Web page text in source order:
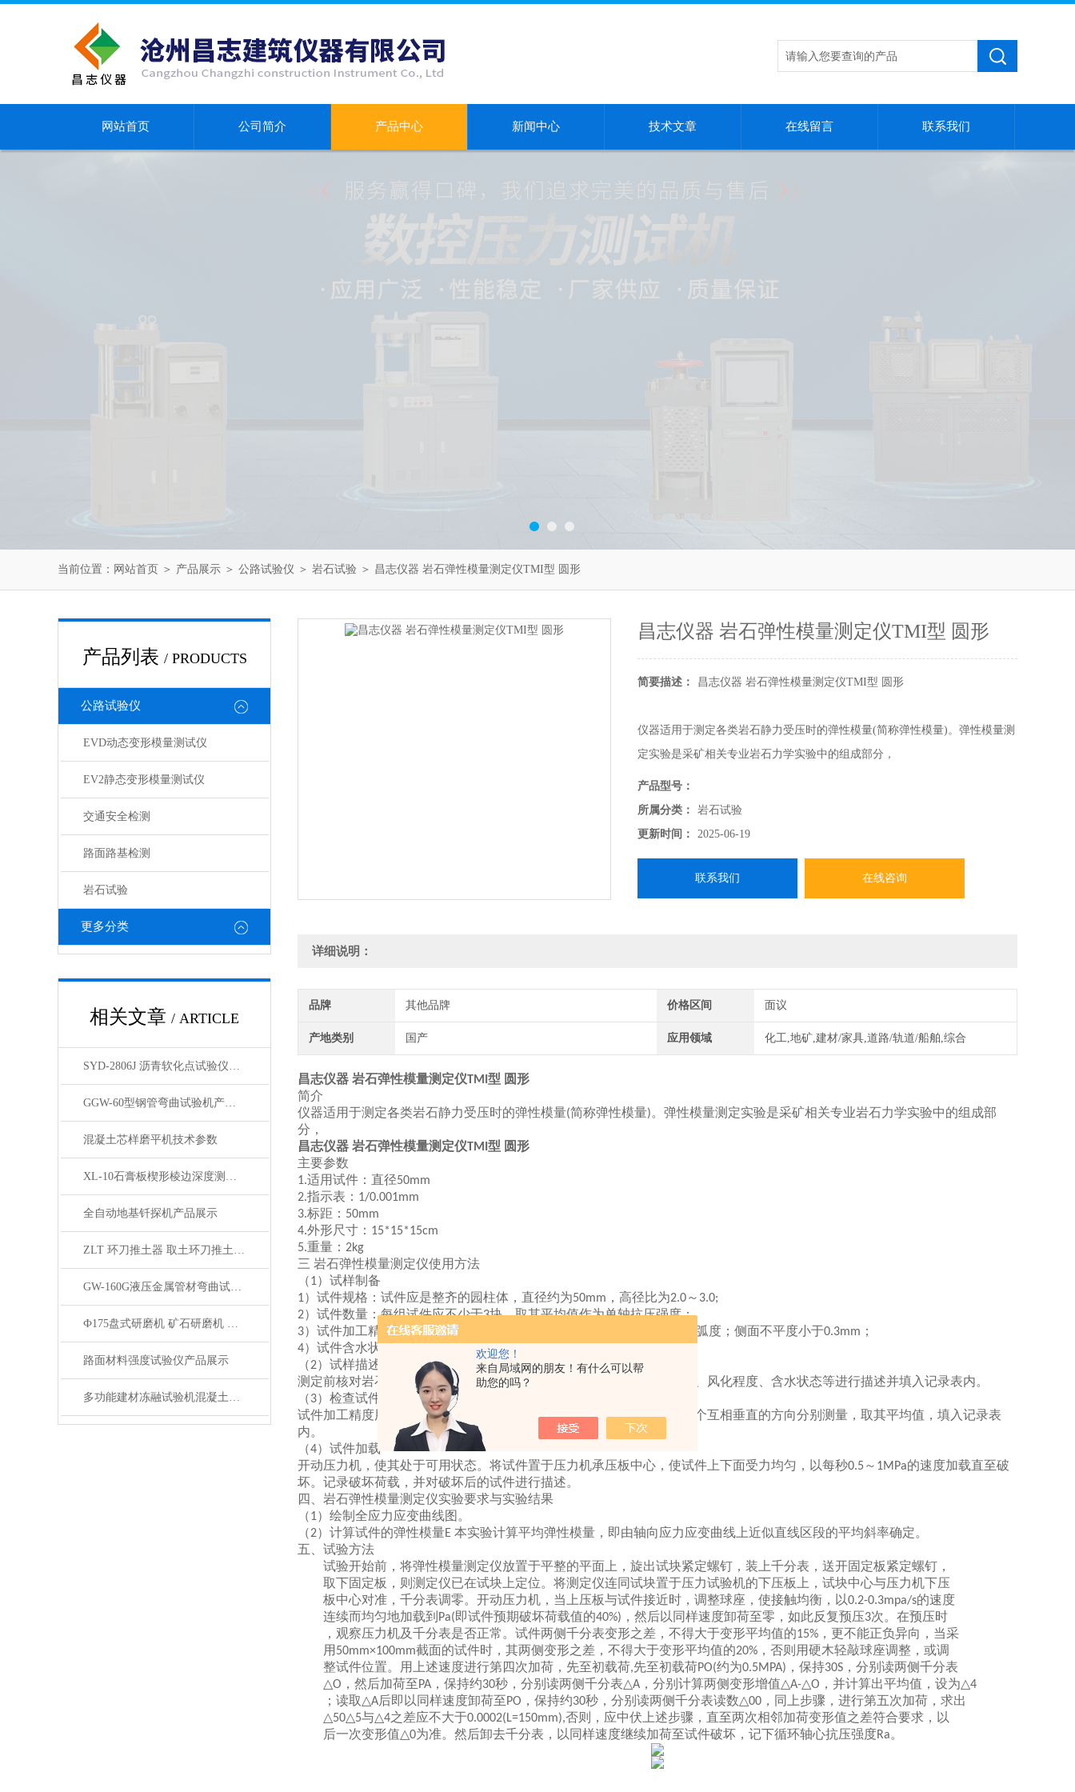
欢迎您！
来自局域网的朋友！有什么可以帮
助您的吗？
网站首页 公司简介 产品中心 新闻中心 技术文章 在线留言 联系我们
当前位置： 网站首页 ＞ 产品展示 ＞ 公路试验仪 ＞ 岩石试验 ＞ 昌志仪器 岩石弹性模量测定仪TMI型 圆形
产品列表 / PRODUCTS
公路试验仪
EVD动态变形模量测试仪
EV2静态变形模量测试仪
交通安全检测
路面路基检测
岩石试验
更多分类
相关文章 / ARTICLE
SYD-2806J 沥青软化点试验仪电脑四路液晶打印展示
GGW-60型钢管弯曲试验机产品展示
混凝土芯样磨平机技术参数
XL-10石膏板楔形棱边深度测定仪产品展示
全自动地基钎探机产品展示
ZLT 环刀推土器 取土环刀推土器产品展示
GW-160G液压金属管材弯曲试验机展示
Ф175盘式研磨机 矿石研磨机 水泥熟料研磨机产品展示
路面材料强度试验仪产品展示
多功能建材冻融试验机混凝土慢速冻融试验机产品简介
昌志仪器 岩石弹性模量测定仪TMI型 圆形
简要描述： 昌志仪器 岩石弹性模量测定仪TMI型 圆形
仪器适用于测定各类岩石静力受压时的弹性模量(简称弹性模量)。弹性模量测
定实验是采矿相关专业岩石力学实验中的组成部分，
产品型号：
所属分类：
岩石试验
更新时间：
2025-06-19
联系我们 在线咨询
详细说明：
品牌 其他品牌 价格区间 面议
产地类别 国产 应用领域 化工,地矿,建材/家具,道路/轨道/船舶,综合
昌志仪器 岩石弹性模量测定仪TMI型 圆形
简介
仪器适用于测定各类岩石静力受压时的弹性模量(简称弹性模量)。弹性模量测定实验是采矿相关专业岩石力学实验中的组成部
分，
昌志仪器 岩石弹性模量测定仪TMI型 圆形
主要参数
1.适用试件：直径50mm
2.指示表： 1/0.001mm
3.标距： 50mm
4.外形尺寸： 15*15*15cm
5.重量： 2kg
三 岩石弹性模量测定仪使用方法
（1）试样制备
1）试件规格：试件应是整齐的园柱体，直径约为50mm ，高径比为2.0～ 3.0;
2）试件数量：每组试件应不少于3块，取其平均值作为单轴抗压强度；
3）试件加工精度：试件端面磨平度小于 弧度；侧面不平度小于0.3mm ；
4）试件含水状态：试件保存期不超过 30 天，应尽可能保持天然含水量。
（2）试样描述
测定前核对岩石名称及其编号。对试件颜色、颗粒、层理、节理、裂隙、风化程度、含水状态等进行描述并填入记录表内。
（3）检查试件加工精度，量测试件尺寸
试件加工精度用专门的水平检测台检查。试件直径应在其高度的中部两个互相垂直的方向分别测量，取其平均值，填入记录表
内。
（4）试件加载
开动压力机，使其处于可用状态。将试件置于压力机承压板中心，使试件上下面受力均匀，以每秒0.5 ～ 1MPa的速度加载直至破
坏。记录破坏荷载，并对破坏后的试件进行描述。
四、岩石弹性模量测定仪实验要求与实验结果
（1）绘制全应力应变曲线图。
（2）计算试件的弹性模量E 本实验计算平均弹性模量，即由轴向应力应变曲线上近似直线区段的平均斜率确定。
五、 试验方法
试验开始前，将弹性模量测定仪放置于平整的平面上，旋出试块紧定螺钉，装上千分表，送开固定板紧定螺钉，
取下固定板，则测定仪已在试块上定位。将测定仪连同试块置于压力试验机的下压板上，试块中心与压力机下压
板中心对准，千分表调零。开动压力机，当上压板与试件接近时，调整球座，使接触均衡，以0.2-0.3mpa/s的速度
连续而均匀地加载到 Pa(即试件预期破坏荷载值的40%) ，然后以同样速度卸荷至零，如此反复预压3次。在预压时
，观察压力机及千分表是否正常。试件两侧千分表变形之差，不得大于变形平均值的15% ，更不能正负异向，当采
用 50mm×100mm截面的试件时，其两侧变形之差，不得大于变形平均值的20% ，否则用硬木轻敲球座调整，或调
整试件位置。用上述速度进行第四次加荷，先至初载荷,先至初载荷PO(约为0.5MPA) ，保持30S ，分别读两侧千分表
△O ，然后加荷至PA ，保持约30秒，分别读两侧千分表△A ，分别计算两侧变形增值△A-△O ，并计算出平均值，设为△4
；读取△A后即以同样速度卸荷至PO ，保持约30秒，分别读两侧千分表读数△00 ，同上步骤，进行第五次加荷，求出
△50△5与△4之差应不大于0.0002(L=150mm),否则，应中伏上述步骤，直至两次相邻加荷变形值之差符合要求，以
后一次变形值△0为准。然后卸去千分表，以同样速度继续加荷至试件破坏，记下循环轴心抗压强度Ra。